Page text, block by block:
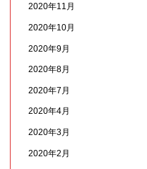
2020年11月
2020年10月
2020年9月
2020年8月
2020年7月
2020年4月
2020年3月
2020年2月